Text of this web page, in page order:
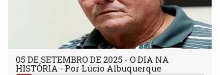
05 DE SETEMBRO DE 2025 - O DIA NA
HISTÓRIA - Por Lúcio Albuquerque